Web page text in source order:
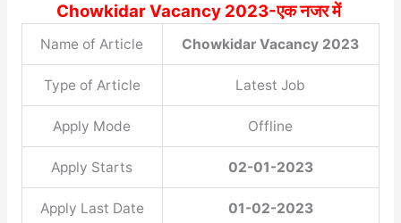
Chowkidar Vacancy 2023-एक नजर में
Name of Article Chowkidar Vacancy 2023
Type of Article Latest Job
Apply Mode Offline
Apply Starts 02-01-2023
Apply Last Date 01-02-2023